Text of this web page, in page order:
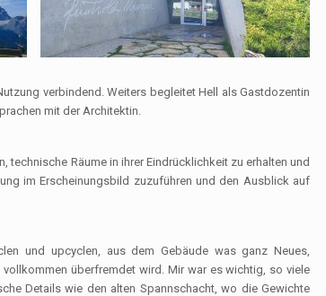
verbindend. Weiters begleitet Hell als Gastdozentin
mit der Architektin.
Räume in ihrer Eindrücklichkeit zu erhalten und
im Erscheinungsbild zuzuführen und den Ausblick auf
und upcyclen, aus dem Gebäude was ganz Neues,
überfremdet wird. Mir war es wichtig, so viele
Details wie den alten Spannschacht, wo die Gewichte